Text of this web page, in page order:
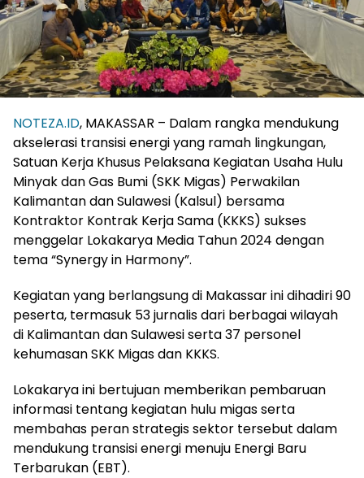
NOTEZA.ID, MAKASSAR – Dalam rangka mendukung
akselerasi transisi energi yang ramah lingkungan,
Satuan Kerja Khusus Pelaksana Kegiatan Usaha Hulu
Minyak dan Gas Bumi (SKK Migas) Perwakilan
Kalimantan dan Sulawesi (Kalsul) bersama
Kontraktor Kontrak Kerja Sama (KKKS) sukses
menggelar Lokakarya Media Tahun 2024 dengan
tema “Synergy in Harmony”.
Kegiatan yang berlangsung di Makassar ini dihadiri 90
peserta, termasuk 53 jurnalis dari berbagai wilayah
di Kalimantan dan Sulawesi serta 37 personel
kehumasan SKK Migas dan KKKS.
Lokakarya ini bertujuan memberikan pembaruan
informasi tentang kegiatan hulu migas serta
membahas peran strategis sektor tersebut dalam
mendukung transisi energi menuju Energi Baru
Terbarukan (EBT).